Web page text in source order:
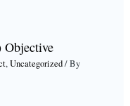
Objective
,Uncategorized/ By